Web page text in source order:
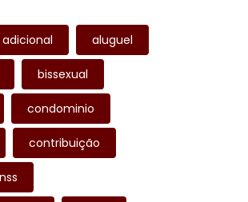
adicional aluguel
bissexual
condominio
contribuição